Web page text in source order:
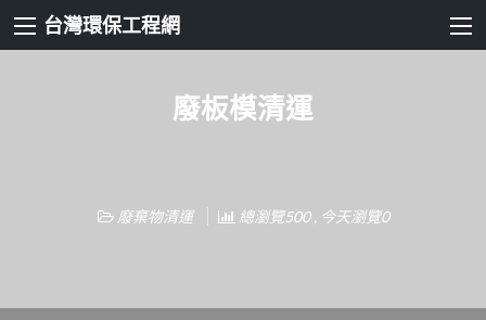
台灣環保工程網
廢板模清運
廢棄物清運 總瀏覽500 , 今天瀏覽0